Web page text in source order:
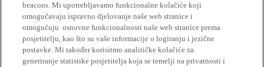
beacons. Mi upotrebljavamo funkcionalne kolačiće koji
omogučavaju ispravno djelovanje naše web stranice i
omogučuju osnovne funkcionalnosti naše web stranice prema
posjetitelju, kao što su vaše informacije o logiranju i jezične
postavke. Mi također korisitmo analitičke kolačiće za
generiranje statistike posjetitelja koja se temelji na privatnosti i